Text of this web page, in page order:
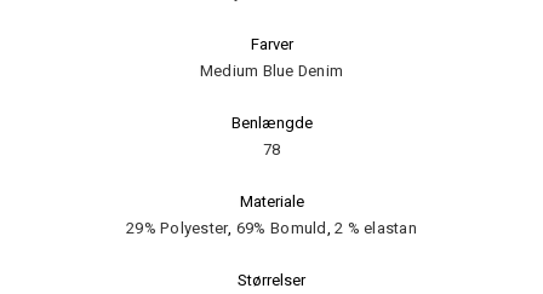
Farver
Medium Blue Denim
Benlængde
78
Materiale
29% Polyester, 69% Bomuld,2 % elastan
Størrelser